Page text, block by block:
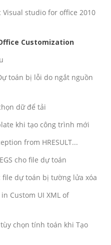
Visual studio for office 2010
Customization
toán bị lỗi do ngắt nguồn
dữ để tải
khi tạo công trình mới
from HRESULT...
cho file dự toán
file dự toán bị tường lửa xóa
Custom UI XML of
chọn tính toán khi Tạo